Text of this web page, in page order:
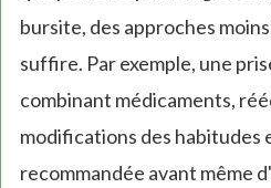
bursite, des approches
suffire. Par exemple, une
combinant médicaments,
modifications des habitudes
recommandée avant même